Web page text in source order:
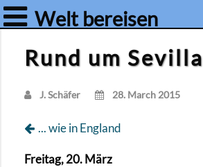
Welt bereisen
Rund um Sevilla
J. Schä­fer 28. March 2015
... wie in Eng­land
Frei­tag, 20. März